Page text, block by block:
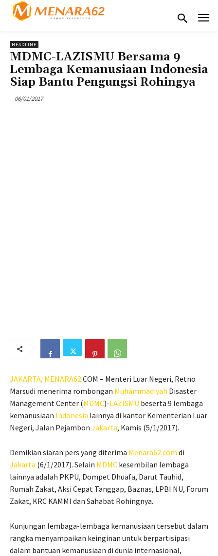
HEADLINE
MDMC-LAZISMU Bersama 9
Lembaga Kemanusiaan Indonesia
Siap Bantu Pengungsi Rohingya
06/01/2017
JAKARTA, MENARA62.COM – Menteri Luar Negeri, Retno
Marsudi menerima rombongan Muhammadiyah Disaster
Management Center (MDMC)-LAZISMU beserta 9 lembaga
kemanusiaan Indonesia lainnya di kantor Kementerian Luar
Negeri, Jalan Pejambon Jakarta, Kamis (5/1/2017).
Demikian siaran pers yang diterima Menara62.com di
Jakarta (6/1/2017). Selain MDMC kesembilan lembaga
lainnya adalah PKPU, Dompet Dhuafa, Darut Tauhid,
Rumah Zakat, Aksi Cepat Tanggap, Baznas, LPBI NU, Forum
Zakat, KRC KAMMI dan Sahabat Rohingnya.
Kunjungan lembaga-lembaga kemanusiaan tersebut dalam
rangka menyampaikan keinginan untuk berpartisipasi
dalam bantuan kemanusiaan di dunia internasional,